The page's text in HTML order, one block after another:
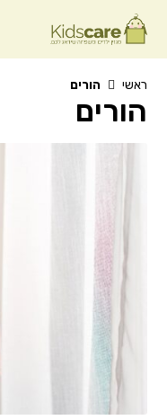
content
ראשי הורים
הורים